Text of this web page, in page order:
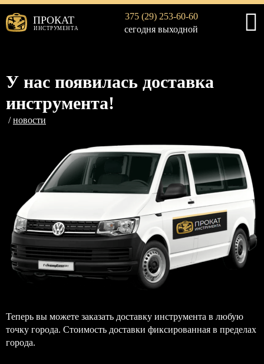
ПРОКАТ
ИНСТРУМЕНТА
375 (29) 253-60-60
сегодня выходной
У нас появилась доставка
инструмента!
новости
Теперь вы можете заказать доставку инструмента в любую
точку города. Стоимость доставки фиксированная в пределах
города.